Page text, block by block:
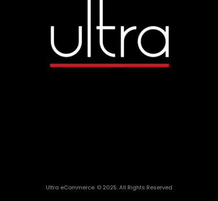
Ultra eCommerce. © 2025. All Rights Reserved